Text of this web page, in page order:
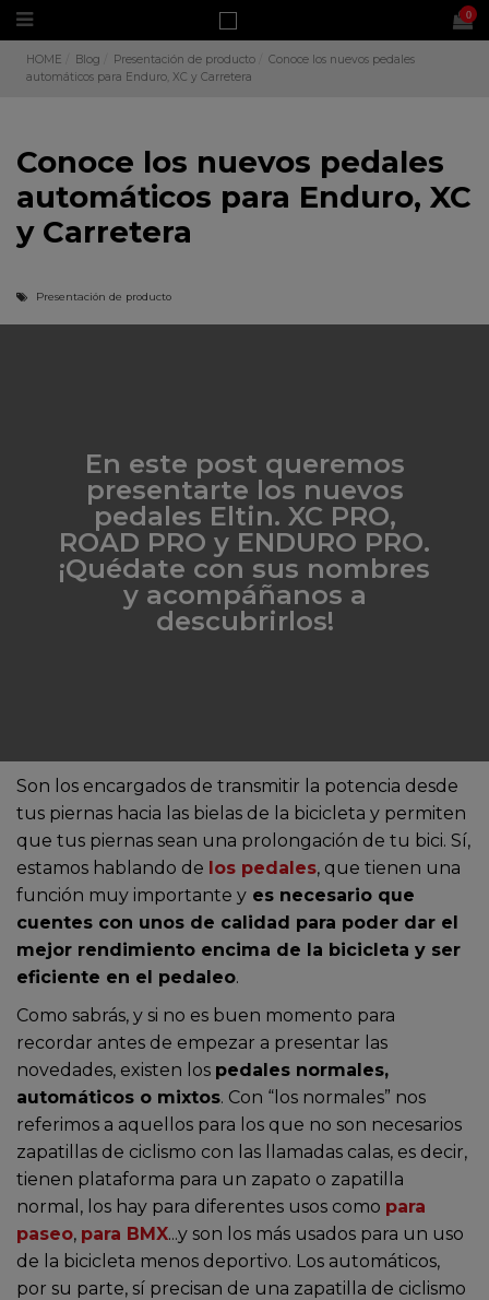
0
HOME Blog Presentación de producto
Conoce los nuevos pedales
automáticos para Enduro, XC y Carretera
Conoce los nuevos pedales
automáticos para Enduro, XC
y Carretera
Presentación de producto
En este post queremos
presentarte los nuevos
pedales Eltin. XC PRO,
ROAD PRO y ENDURO PRO.
¡Quédate con sus nombres
y acompáñanos a
descubrirlos!
Son los encargados de transmitir la potencia desde
tus piernas hacia las bielas de la bicicleta y permiten
que tus piernas sean una prolongación de tu bici. Sí,
estamos hablando de los pedales, que tienen una
función muy importante y es necesario que
cuentes con unos de calidad para poder dar el
mejor rendimiento encima de la bicicleta y ser
eficiente en el pedaleo.
Como sabrás, y si no es buen momento para
recordar antes de empezar a presentar las
novedades, existen los pedales normales,
automáticos o mixtos. Con “los normales” nos
referimos a aquellos para los que no son necesarios
zapatillas de ciclismo con las llamadas calas, es decir,
tienen plataforma para un zapato o zapatilla
normal, los hay para diferentes usos como para
paseo, para BMX...y son los más usados para un uso
de la bicicleta menos deportivo. Los automáticos,
por su parte, sí precisan de una zapatilla de ciclismo